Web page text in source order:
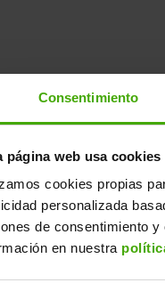
Consentimiento
página web usa cookies
cookies propias
personalizada
de consentimiento
en nuestra
Clicars: